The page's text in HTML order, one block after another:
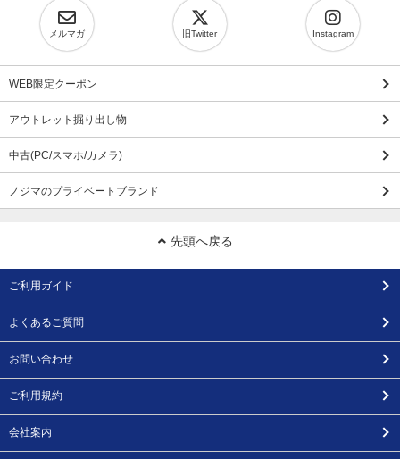
メルマガ 旧Twitter Instagram
WEB限定クーポン
アウトレット掘り出し物
中古(PC/スマホ/カメラ)
ノジマのプライベートブランド
先頭へ戻る
ご利用ガイド
よくあるご質問
お問い合わせ
ご利用規約
会社案内